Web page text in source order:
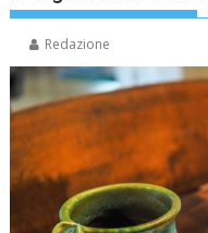
Redazione